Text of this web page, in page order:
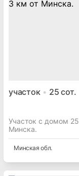
участок 25 сот.
Участок с домом
Минска.
Минская обл.